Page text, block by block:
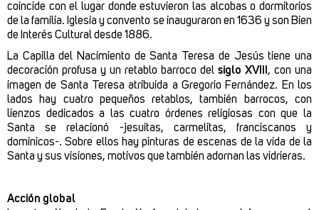
coincide con el lugar donde estuvieron las alcobas o dormitorios
de la familia. Iglesia y convento se inauguraron en 1636 y son Bien
de Interés Cultural desde 1886.
La Capilla del Nacimiento de Santa Teresa de Jesús tiene una
decoración profusa y un retablo barroco del siglo XVIII, con una
imagen de Santa Teresa atribuida a Gregorio Fernández. En los
lados hay cuatro pequeños retablos, también barrocos, con
lienzos dedicados a las cuatro órdenes religiosas con que la
Santa se relacionó -jesuitas, carmelitas, franciscanos y
dominicos-. Sobre ellos hay pinturas de escenas de la vida de la
Santa y sus visiones, motivos que también adornan las vidrieras.
Acción global